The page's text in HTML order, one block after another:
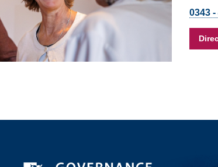
0343 -